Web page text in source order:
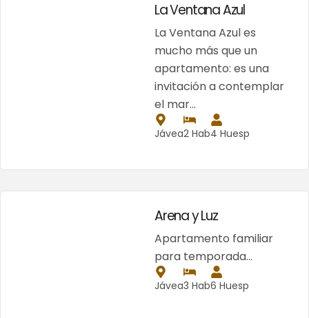
La Ventana Azul
La Ventana Azul es
mucho más que un
apartamento: es una
invitación a contemplar
el mar…
Jávea2 Hab4 Huesp
Arena y Luz
Apartamento familiar
para temporada…
Jávea3 Hab6 Huesp